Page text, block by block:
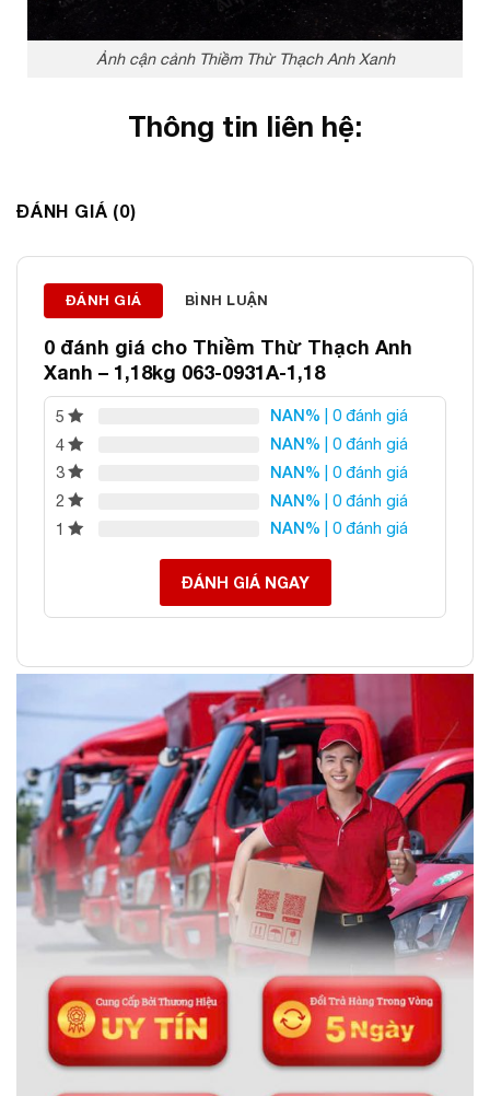
Ảnh cận cảnh Thiềm Thừ Thạch Anh Xanh
Thông tin liên hệ:
Email:daphongthuyanphat@gmail.com
ĐÁNH GIÁ (0)
ĐÁNH GIÁ BÌNH LUẬN
0 đánh giá cho Thiềm Thừ Thạch Anh
Xanh – 1,18kg 063-0931A-1,18
5 NAN% | 0 đánh giá
4
NAN% | 0 đánh giá
3
NAN% | 0 đánh giá
2
NAN% | 0 đánh giá
1
NAN% | 0 đánh giá
ĐÁNH GIÁ NGAY